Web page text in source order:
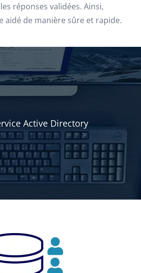
réponses validées. Ainsi,
aidé de manière sûre et rapide.
Active Directory